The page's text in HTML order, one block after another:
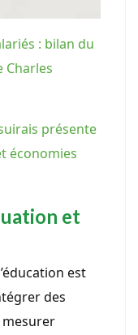
: bilan du
Charles
présente
économies
et
est
des
mesurer